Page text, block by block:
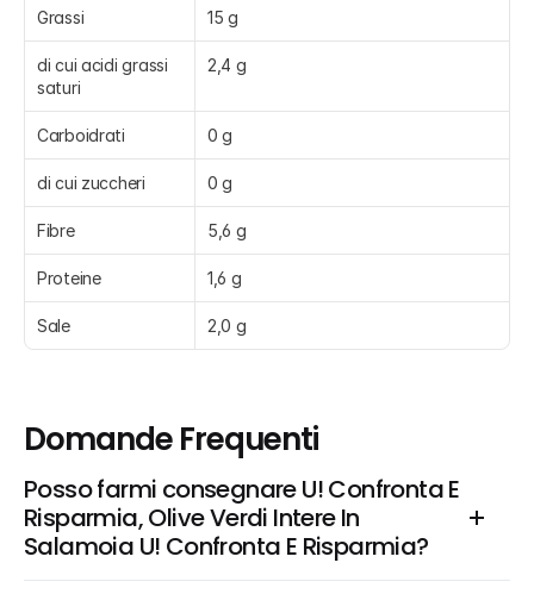
Grassi 15 g
di cui acidi grassi
saturi
2,4 g
Carboidrati 0 g
di cui zuccheri 0 g
Fibre 5,6 g
Proteine 1,6 g
Sale 2,0 g
Domande Frequenti
Posso farmi consegnare U! Confronta E
Risparmia, Olive Verdi Intere In
Salamoia U! Confronta E Risparmia?